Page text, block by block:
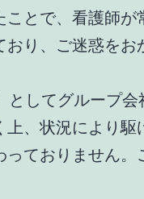
とで、看護師が
り、ご迷惑をお
としてグループ会
、状況により駆
っておりません。